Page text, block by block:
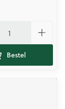
Bestel